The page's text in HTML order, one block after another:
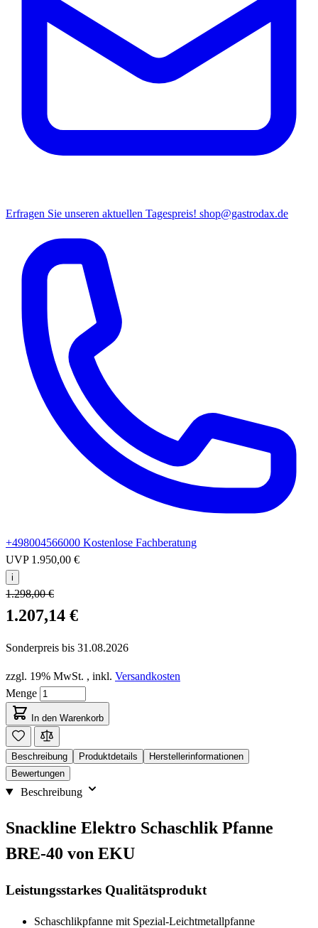
Erfragen Sie unseren aktuellen Tagespreis! shop@gastrodax.de
+498004566000 Kostenlose Fachberatung
UVP 1.950,00 €
i
1.298,00 €
1.207,14 €
Sonderpreis bis 31.08.2026
zzgl. 19% MwSt. , inkl. Versandkosten
Menge
In den Warenkorb
Beschreibung Produktdetails
Herstellerinformationen
Bewertungen
Beschreibung
Snackline Elektro Schaschlik Pfanne
BRE-40 von EKU
Leistungsstarkes Qualitätsprodukt
Schaschlikpfanne mit Spezial-Leichtmetallpfanne